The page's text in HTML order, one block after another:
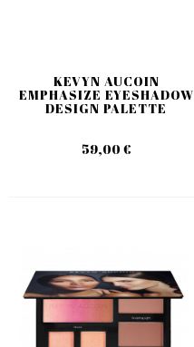
KEVYN AUCOIN
EMPHASIZE EYESHADOW
DESIGN PALETTE
59,00 €